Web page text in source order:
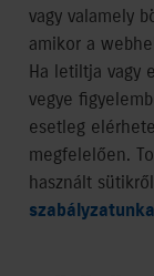
vagy valamely
amikor a
Ha letiltja vagy
vegye
esetleg
megfelelően.
használt